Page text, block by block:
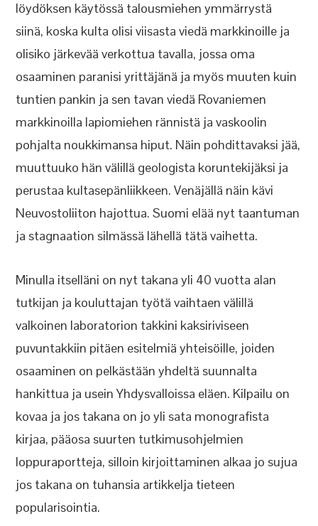
löydöksen käytössä talousmiehen ymmärrystä
siinä, koska kulta olisi viisasta viedä markkinoille ja
olisiko järkevää verkottua tavalla, jossa oma
osaaminen paranisi yrittäjänä ja myös muuten kuin
tuntien pankin ja sen tavan viedä Rovaniemen
markkinoilla lapiomiehen rännistä ja vaskoolin
pohjalta noukkimansa hiput. Näin pohdittavaksi jää,
muuttuuko hän välillä geologista koruntekijäksi ja
perustaa kultasepänliikkeen. Venäjällä näin kävi
Neuvostoliiton hajottua. Suomi elää nyt taantuman
ja stagnaation silmässä lähellä tätä vaihetta.
Minulla itselläni on nyt takana yli 40 vuotta alan
tutkijan ja kouluttajan työtä vaihtaen välillä
valkoinen laboratorion takkini kaksiriviseen
puvuntakkiin pitäen esitelmiä yhteisöille, joiden
osaaminen on pelkästään yhdeltä suunnalta
hankittua ja usein Yhdysvalloissa eläen. Kilpailu on
kovaa ja jos takana on jo yli sata monografista
kirjaa, pääosa suurten tutkimusohjelmien
loppuraportteja, silloin kirjoittaminen alkaa jo sujua
jos takana on tuhansia artikkelja tieteen
popularisointia.